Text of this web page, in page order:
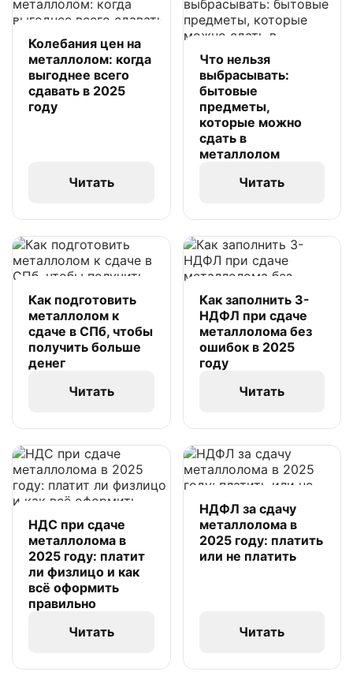
Колебания цен на
металлолом: когда
выгоднее всего
сдавать в 2025
году
Читать
Что нельзя
выбрасывать:
бытовые
предметы,
которые можно
сдать в
металлолом
Читать
Как подготовить
металлолом к
сдаче в СПб, чтобы
получить больше
денег
Читать
Как заполнить 3-
НДФЛ при сдаче
металлолома без
ошибок в 2025
году
Читать
НДС при сдаче
металлолома в
2025 году: платит
ли физлицо и как
всё оформить
правильно
Читать
НДФЛ за сдачу
металлолома в
2025 году: платить
или не платить
Читать